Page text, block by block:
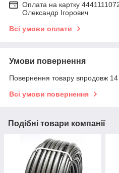
Оплата на картку
Олександр Ігорович
Всі умови оплати
Умови повернення
Повернення товару впродовж 14
Всі умови повернення
Подібні товари компанії